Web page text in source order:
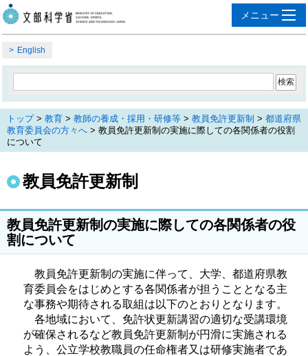
English
トップ> 教育 > 教師の養成・採用・研修等 > 教員免許更新制 > 都道府県
教育委員会の方々へ > 教員免許更新制の実施に際しての各関係者の役割
について
教員免許更新制
教員免許更新制の実施に際しての各関係者の役
割について
教員免許更新制の実施に伴って、大学、都道府県教
育委員会をはじめとする各関係者が担うこととなる主
な事務や期待される取組は以下のとおりとなります。
各地域において、免許状更新講習の適切な受講環境
が確保されるなど教員免許更新制が円滑に実施される
よう、公立学校教職員の任命権者又は研修実施者であ